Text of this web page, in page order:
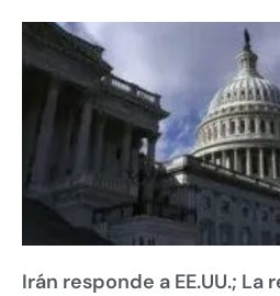
Irán responde a EE.UU.; La